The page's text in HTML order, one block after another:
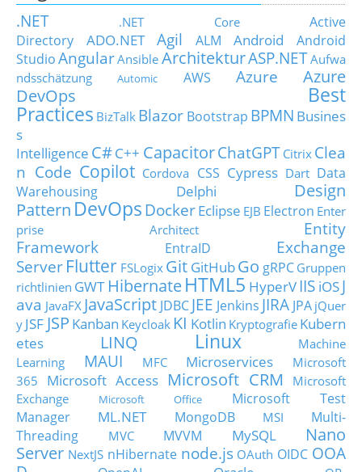
.NET .NET Core
Active
Directory
ADO.NET Agil ALM Android
Android
StudioAngularAnsible ArchitekturASP.NETAufwa
ndsschätzung
Automic AWS Azure
Azure
DevOps
Best
Practices BizTalk Blazor Bootstrap BPMN Busines
s
Intelligence C#C++ CapacitorChatGPT Citrix Clea
n Code Copilot Cordova CSS Cypress Dart Data
Warehousing
Delphi
Design
Pattern DevOps DockerEclipse EJB Electron Enter
prise Architect
Entity
Framework
EntraID
Exchange
Server Flutter FSLogix Git GitHubGo gRPC Gruppen
richtlinien GWT HibernateHTML5 HyperVIIS iOSJ
ava JavaFX JavaScript JDBC JEE Jenkins JIRA JPA jQuer
y JSF JSP Kanban Keycloak KI Kotlin Kryptografie Kubern
etes
LINQ Linux
Machine
Learning
MAUI MFC Microservices
Microsoft
365
Microsoft Access Microsoft CRM
Microsoft
Exchange
Microsoft Office
Microsoft Test
Manager
ML.NET MongoDB MSI
Multi-
Threading
MVC MVVM MySQL
Nano
Server NextJS nHibernate node.js OAuth OIDC OOA